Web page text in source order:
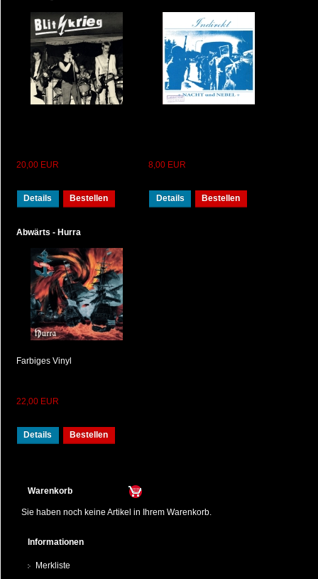
20,00 EUR
Details Bestellen
8,00 EUR
Details Bestellen
Abwärts - Hurra
Farbiges Vinyl
22,00 EUR
Details Bestellen
Warenkorb
Sie haben noch keine Artikel in Ihrem Warenkorb.
Informationen
Merkliste